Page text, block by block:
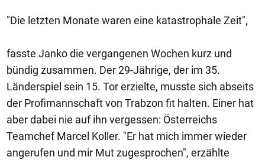
"Die letzten Monate waren eine katastrophale Zeit",
fasste Janko die vergangenen Wochen kurz und
bündig zusammen. Der 29-Jährige, der im 35.
Länderspiel sein 15. Tor erzielte, musste sich abseits
der Profimannschaft von Trabzon fit halten. Einer hat
aber dabei nie auf ihn vergessen: Österreichs
Teamchef Marcel Koller. "Er hat mich immer wieder
angerufen und mir Mut zugesprochen", erzählte